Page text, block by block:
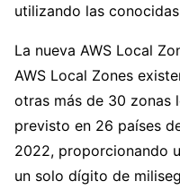
utilizando las
La nueva AWS Local
AWS Local Zones
otras más de 30 zonas
previsto en 26 países
2022, proporcionando
un solo dígito de